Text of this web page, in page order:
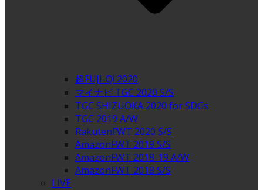
超FUJI-Q! 2020
マイナビ TGC 2020 S/S
TGC SHIZUOKA 2020 for SDGs
TGC 2019 A/W
RakutenFWT 2020 S/S
AmazonFWT 2019 S/S
AmazonFWT 2018-19 A/W
AmazonFWT 2018 S/S
LIVE